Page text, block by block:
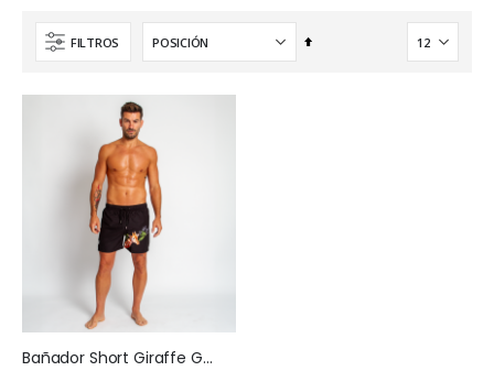
FILTROS
Fijar
Bañador Short Giraffe Glow